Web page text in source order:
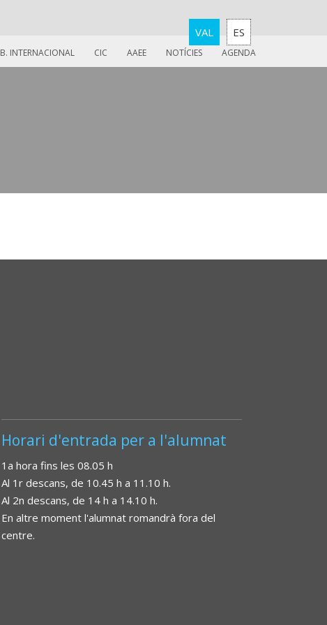
VAL ES
B. INTERNACIONAL CIC AAEE NOTÍCIES AGENDA
Horari d'entrada per a l'alumnat
1a hora fins les 08.05 h
Al 1r descans, de 10.45 h a 11.10 h.
Al 2n descans, de 14 h a 14.10 h.
En altre moment l'alumnat romandrà fora del
centre.